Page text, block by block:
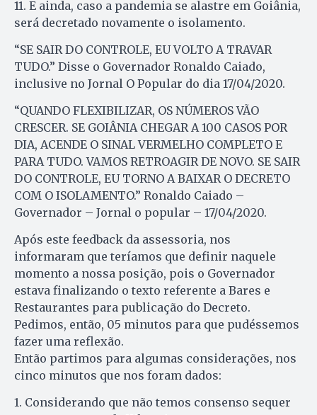
11. E ainda, caso a pandemia se alastre em Goiânia,
será decretado novamente o isolamento.
“SE SAIR DO CONTROLE, EU VOLTO A TRAVAR
TUDO.” Disse o Governador Ronaldo Caiado,
inclusive no Jornal O Popular do dia 17/04/2020.
“QUANDO FLEXIBILIZAR, OS NÚMEROS VÃO
CRESCER. SE GOIÂNIA CHEGAR A 100 CASOS POR
DIA, ACENDE O SINAL VERMELHO COMPLETO E
PARA TUDO. VAMOS RETROAGIR DE NOVO. SE SAIR
DO CONTROLE, EU TORNO A BAIXAR O DECRETO
COM O ISOLAMENTO.” Ronaldo Caiado –
Governador – Jornal o popular – 17/04/2020.
Após este feedback da assessoria, nos
informaram que teríamos que definir naquele
momento a nossa posição, pois o Governador
estava finalizando o texto referente a Bares e
Restaurantes para publicação do Decreto.
Pedimos, então, 05 minutos para que pudéssemos
fazer uma reflexão.
Então partimos para algumas considerações, nos
cinco minutos que nos foram dados:
1. Considerando que não temos consenso sequer